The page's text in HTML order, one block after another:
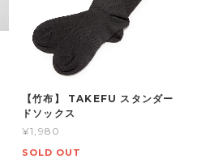
【竹布】 TAKEFU スタンダー
ドソックス
¥1,980
SOLD OUT